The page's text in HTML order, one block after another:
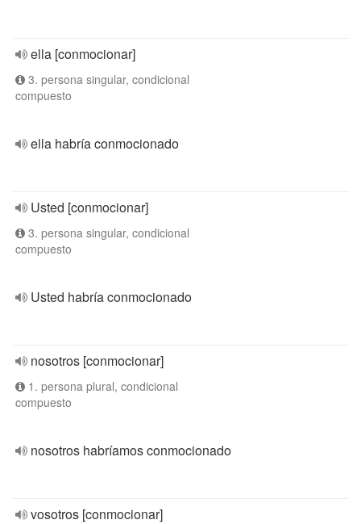
ella [conmocionar]
3. persona singular, condicional
compuesto
ella habría conmocionado
Usted [conmocionar]
3. persona singular, condicional
compuesto
Usted habría conmocionado
nosotros [conmocionar]
1. persona plural, condicional
compuesto
nosotros habríamos conmocionado
vosotros [conmocionar]